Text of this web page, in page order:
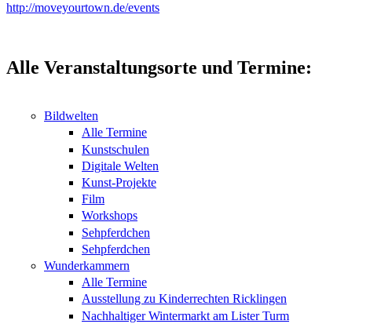
http://moveyourtown.de/events
Alle Veranstaltungsorte und Termine:
Bildwelten
Alle Termine
Kunstschulen
Digitale Welten
Kunst-Projekte
Film
Workshops
Sehpferdchen
Sehpferdchen
Wunderkammern
Alle Termine
Ausstellung zu Kinderrechten Ricklingen
Nachhaltiger Wintermarkt am Lister Turm